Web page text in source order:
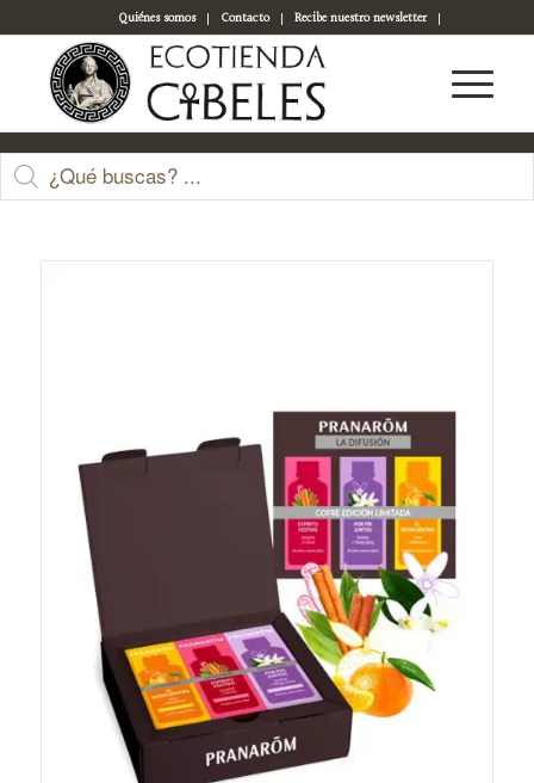
Quiénes somos Contacto
Recibe nuestro newsletter
Acceso a tu cuenta
Tienda